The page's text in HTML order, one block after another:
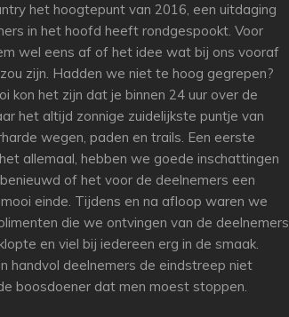
het hoogtepunt van 2016, een uitdaging
in het hoofd heeft rondgespookt. Voor
wel eens af of het idee wat bij ons vooraf
zijn. Hadden we niet te hoog gegrepen?
kon het zijn dat je binnen 24 uur over de
het altijd zonnige zuidelijkste puntje van
wegen, paden en trails. Een eerste
allemaal, hebben we goede inschattingen
of het voor de deelnemers een
einde. Tijdens en na afloop waren we
die we ontvingen van de deelnemers
en viel bij iedereen erg in de smaak.
handvol deelnemers de eindstreep niet
boosdoener dat men moest stoppen.